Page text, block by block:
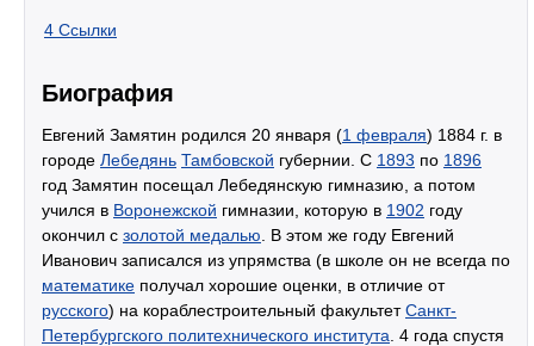
4 Ссылки
Биография
Евгений Замятин родился 20 января (1 февраля) 1884 г. в
городе Лебедянь Тамбовской губернии. С 1893 по 1896
год Замятин посещал Лебедянскую гимназию, а потом
учился в Воронежской гимназии, которую в 1902 году
окончил с золотой медалью . В этом же году Евгений
Иванович записался из упрямства (в школе он не всегда по
математике получал хорошие оценки, в отличие от
русского) на кораблестроительный факультетСанкт-
Петербургского политехнического института . 4 года спустя